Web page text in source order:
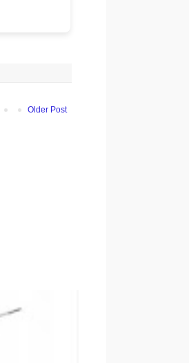
Older Post